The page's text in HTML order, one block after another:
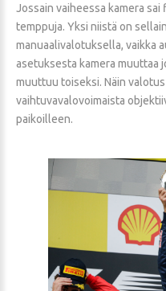
Jossain vaiheessa kamera
temppuja. Yksi niistä on
manuaalivalotuksella, vaikka
asetuksesta kamera muuttaa
muuttuu toiseksi. Näin
vaihtuvavalovoimaista
paikoilleen.